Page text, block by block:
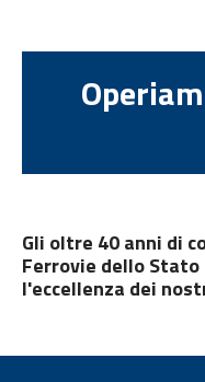
Gli oltre 40 anni di
Ferrovie dello
l'eccellenza dei